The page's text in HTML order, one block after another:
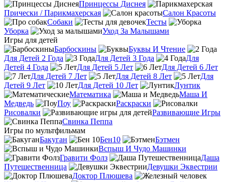
Принцессы Диснея
Прически / Парикмахерская
Салон Красоты
Собаки
Тесты
Уборка
Уход За Малышами
Игры для детей
Барбоскины
Буквы И Чтение
Для Детей 2 Года
Для Детей 3 Года
Для
Детей 4 Года
Для Детей 5 Лет
Для Детей 6 Лет
Для Детей 7 Лет
Для Детей 8 Лет
Для
Детей 9 Лет
Для Детей 10 Лет
Лунтик
Математика
Маша И
Медведь
Поу
Раскраски
Рисовалки
Развивающие Игры
Свинка Пеппа
Игры по мультфильмам
Бакуган
Бен10
Бэтмен
Вспыш И Чудо Машинки
Гравити Фолз
Даша
Путешественница
Девушки Эквестрии
Доктор Плюшева